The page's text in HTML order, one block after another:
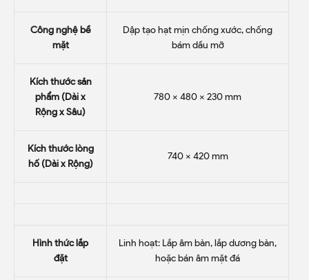
Công nghệ bề
mặt
Dập tạo hạt mịn chống xước, chống
bám dầu mỡ
Kích thước sản
phẩm (Dài x
Rộng x Sâu)
780 x 480 x 230 mm
Kích thước lòng
hố (Dài x Rộng)
740 x 420 mm
Hình thức lắp
đặt
Linh hoạt: Lắp âm bàn, lắp dương bàn,
hoặc bán âm mặt đá